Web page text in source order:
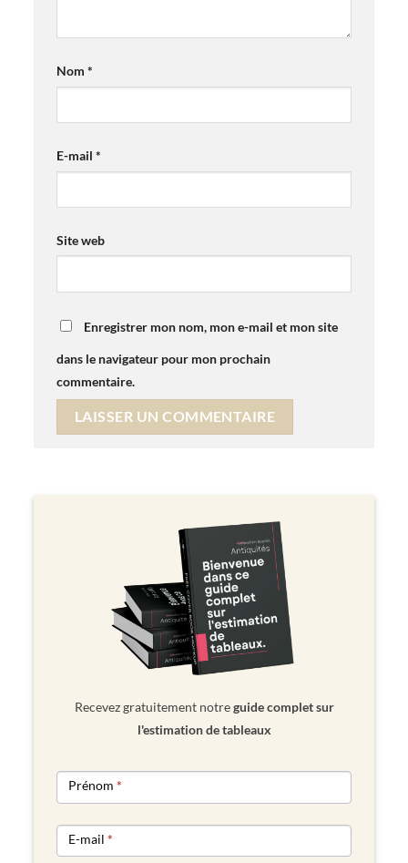
Nom*
E-mail*
Site web
Enregistrer mon nom, mon e-mail et mon site
dans le navigateur pour mon prochain
commentaire.
Recevez gratuitement notreguide complet sur
l'estimation de tableaux
NEWSLETTER
FORM
Prénom*
E-mail*